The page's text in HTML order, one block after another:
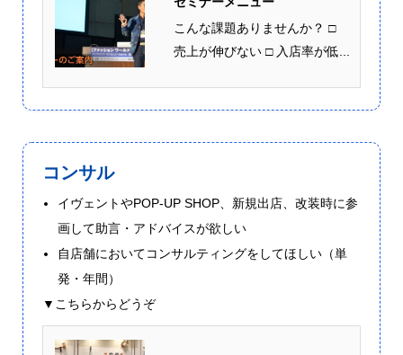
こんな課題ありませんか？ □
売上が伸びない □ 入店率が低...
コンサル
イヴェントやPOP-UP SHOP、新規出店、改装時に参
画して助言・アドバイスが欲しい
自店舗においてコンサルティングをしてほしい（単
発・年間）
▼こちらからどうぞ